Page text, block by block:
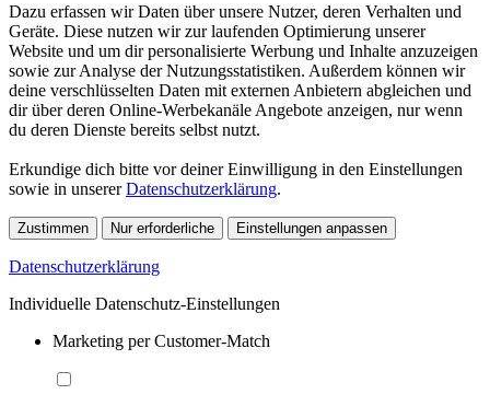
Dazu erfassen wir Daten über unsere Nutzer, deren Verhalten und
Geräte. Diese nutzen wir zur laufenden Optimierung unserer
Website und um dir personalisierte Werbung und Inhalte anzuzeigen
sowie zur Analyse der Nutzungsstatistiken. Außerdem können wir
deine verschlüsselten Daten mit externen Anbietern abgleichen und
dir über deren Online-Werbekanäle Angebote anzeigen, nur wenn
du deren Dienste bereits selbst nutzt.
Erkundige dich bitte vor deiner Einwilligung in den Einstellungen
sowie in unsererDatenschutzerklärung.
Zustimmen Nur erforderliche Einstellungen anpassen
Datenschutzerklärung
Individuelle Datenschutz-Einstellungen
Marketing per Customer-Match